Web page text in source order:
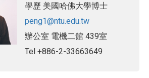
學歷 美國哈佛大學博士
peng1@ntu.edu.tw
辦公室 電機二館 439室
Tel +886-2-33663649